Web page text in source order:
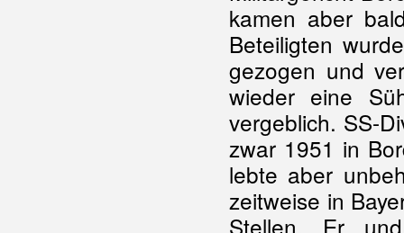
kamen aber
Beteiligten
gezogen und
wieder eine
vergeblich. SS-
zwar 1951 in
lebte aber
zeitweise in
Stellen. Er